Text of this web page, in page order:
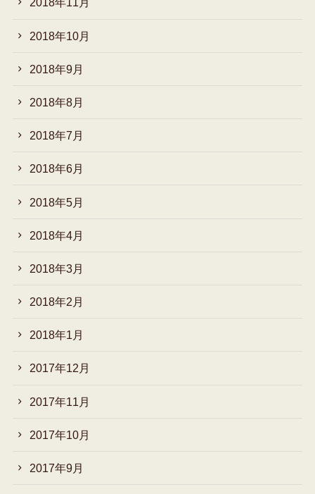
2018年10月
2018年9月
2018年8月
2018年7月
2018年6月
2018年5月
2018年4月
2018年3月
2018年2月
2018年1月
2017年12月
2017年11月
2017年10月
2017年9月